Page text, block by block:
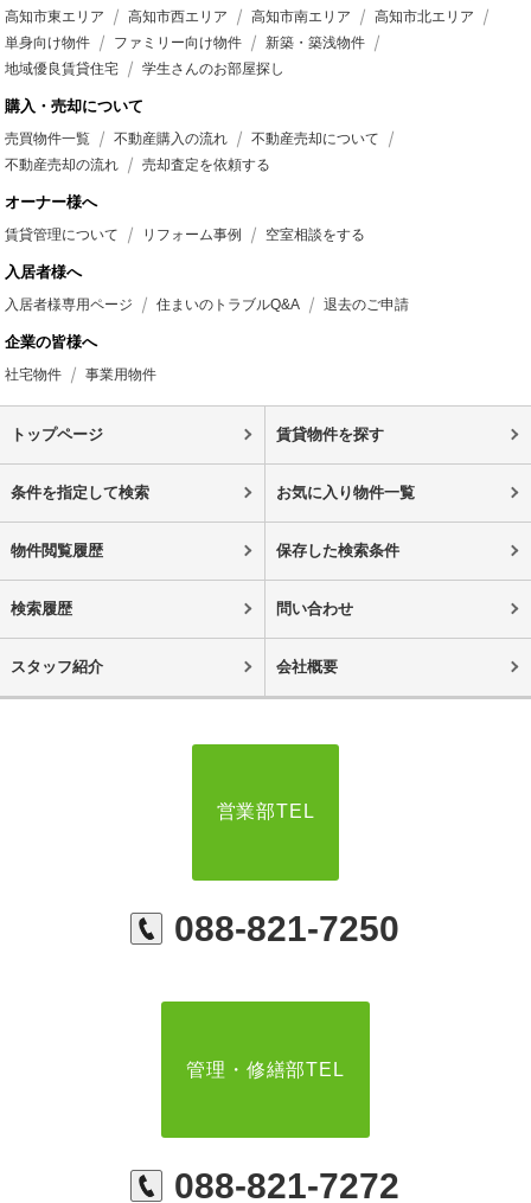
高知市東エリア
高知市西エリア 高知市南エリア
高知市北エリア
単身向け物件
ファミリー向け物件
新築・築浅物件
地域優良賃貸住宅
学生さんのお部屋探し
購入・売却について
売買物件一覧 不動産購入の流れ
不動産売却について
不動産売却の流れ
売却査定を依頼する
オーナー様へ
賃貸管理について リフォーム事例 空室相談をする
入居者様へ
入居者様専用ページ 住まいのトラブルQ&A 退去のご申請
企業の皆様へ
社宅物件 事業用物件
トップページ 賃貸物件を探す
条件を指定して検索 お気に入り物件一覧
物件閲覧履歴 保存した検索条件
検索履歴 問い合わせ
スタッフ紹介 会社概要
営業部TEL
088-821-7250
管理・修繕部TEL
088-821-7272